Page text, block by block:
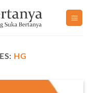
HG